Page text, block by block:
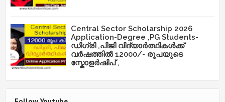
Central Sector Scholarship 2026
Application-Degree ,PG Students-
ഡിഗ്രി ,പിജി വിദ്യാർത്ഥികൾക്ക്
വർഷത്തിൽ 12000/- രൂപയുടെ
സ്കോളർഷിപ് ,